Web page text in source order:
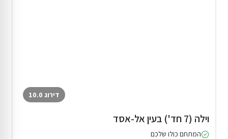
דירוג 10.0
וילה (7 חד') בעין אל-אסד
המתחם כולו שלכם